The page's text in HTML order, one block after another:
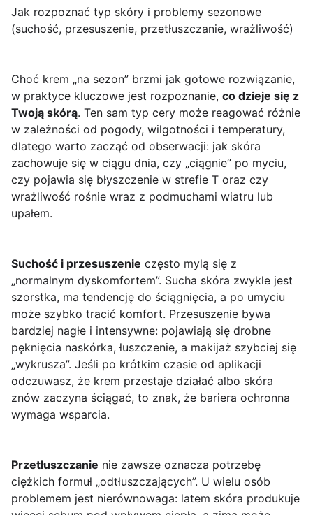
Jak rozpoznać typ skóry i problemy sezonowe
(suchość, przesuszenie, przetłuszczanie, wrażliwość)
Choć krem „na sezon” brzmi jak gotowe rozwiązanie,
w praktyce kluczowe jest rozpoznanie, co dzieje się z
Twoją skórą. Ten sam typ cery może reagować różnie
w zależności od pogody, wilgotności i temperatury,
dlatego warto zacząć od obserwacji: jak skóra
zachowuje się w ciągu dnia, czy „ciągnie” po myciu,
czy pojawia się błyszczenie w strefie T oraz czy
wrażliwość rośnie wraz z podmuchami wiatru lub
upałem.
Suchość i przesuszenie często mylą się z
„normalnym dyskomfortem”. Sucha skóra zwykle jest
szorstka, ma tendencję do ściągnięcia, a po umyciu
może szybko tracić komfort. Przesuszenie bywa
bardziej nagłe i intensywne: pojawiają się drobne
pęknięcia naskórka, łuszczenie, a makijaż szybciej się
„wykrusza”. Jeśli po krótkim czasie od aplikacji
odczuwasz, że krem przestaje działać albo skóra
znów zaczyna ściągać, to znak, że bariera ochronna
wymaga wsparcia.
Przetłuszczanie nie zawsze oznacza potrzebę
ciężkich formuł „odtłuszczających”. U wielu osób
problemem jest nierównowaga: latem skóra produkuje